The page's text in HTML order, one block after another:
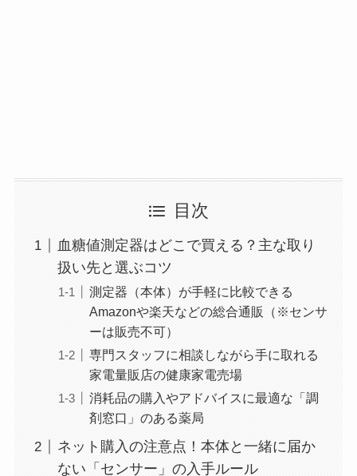
目次
血糖値測定器はどこで買える？主な取り
扱い先と選ぶコツ
測定器（本体）が手軽に比較できる
Amazonや楽天などの総合通販（※センサ
ーは販売不可）
専門スタッフに相談しながら手に取れる
家電量販店の健康家電売場
消耗品の購入やアドバイスに最適な「調
剤窓口」のある薬局
ネット購入の注意点！本体と一緒に届か
ない「センサー」の入手ルール